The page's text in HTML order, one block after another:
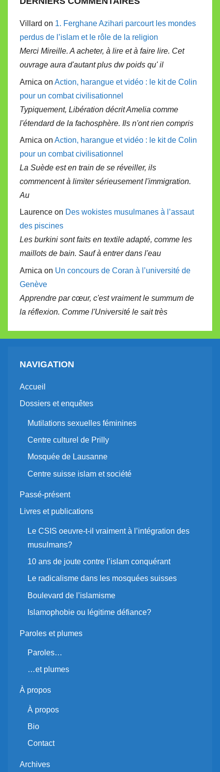
Villard on 1. Ferghane Azihari parcourt les mondes
perdus de l’islam et le rôle de la religion
Merci Mireille. A acheter, à lire et à faire lire. Cet
ouvrage aura d'autant plus dw poids qu' il
Arnica on Action, harangue et vidéo : le kit de Colin
pour un combat civilisationnel
Typiquement, Libération décrit Amelia comme
l'étendard de la fachosphère. Ils n'ont rien compris
Arnica on Action, harangue et vidéo : le kit de Colin
pour un combat civilisationnel
La Suède est en train de se réveiller, ils
commencent à limiter sérieusement l'immigration.
Au
Laurence on Des wokistes musulmanes à l’assaut
des piscines
Les burkini sont faits en textile adapté, comme les
maillots de bain. Sauf à entrer dans l'eau
Arnica on Un concours de Coran à l’université de
Genève
Apprendre par cœur, c'est vraiment le summum de
la réflexion. Comme l'Université le sait très
NAVIGATION
Accueil
Dossiers et enquêtes
Mutilations sexuelles féminines
Centre culturel de Prilly
Mosquée de Lausanne
Centre suisse islam et société
Passé-présent
Livres et publications
Le CSIS oeuvre-t-il vraiment à l’intégration des
musulmans?
10 ans de joute contre l’islam conquérant
Le radicalisme dans les mosquées suisses
Boulevard de l’islamisme
Islamophobie ou légitime défiance?
Paroles et plumes
Paroles…
…et plumes
À propos
À propos
Bio
Contact
Archives